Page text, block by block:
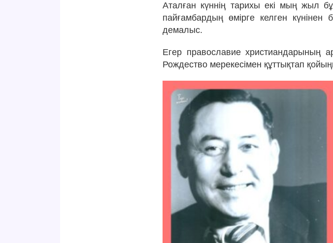
Аталған күннің тарихы екі мың жыл
пайғамбардың өмірге келген
демалыс.
Егер православие христиандарының
Рождество мерекесімен құттықтап